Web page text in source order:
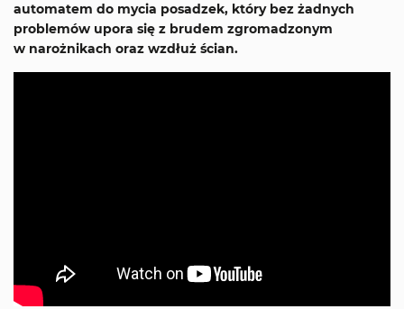
automatem do mycia posadzek, który bez żadnych
problemów upora się z brudem zgromadzonym
w narożnikach oraz wzdłuż ścian.